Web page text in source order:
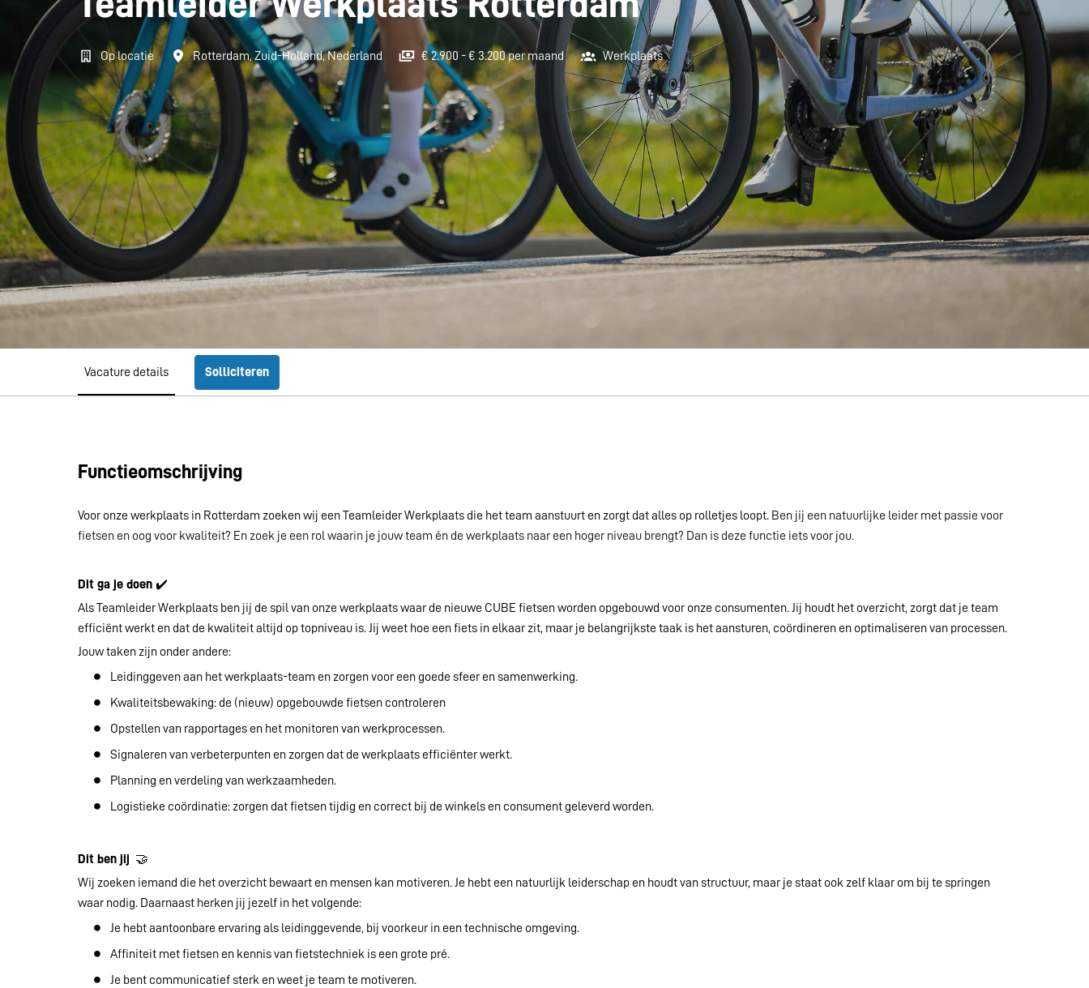
Op locatie Rotterdam,Zuid-Holland,Nederland € 2.900 - € 3.200 per maand Werkplaats
Vacature details Solliciteren
Functieomschrijving
Voor onze werkplaats in Rotterdam zoeken wij een Teamleider Werkplaats die het team aanstuurt en zorgt dat alles op rolletjes loopt. Ben jij een natuurlijke leider met passie voor
fietsen en oog voor kwaliteit? En zoek je een rol waarin je jouw team én de werkplaats naar een hoger niveau brengt? Dan is deze functie iets voor jou.
Dit ga je doen ✔️
Als Teamleider Werkplaats ben jij de spil van onze werkplaats waar de nieuwe CUBE fietsen worden opgebouwd voor onze consumenten. Jij houdt het overzicht, zorgt dat je team
efficiënt werkt en dat de kwaliteit altijd op topniveau is. Jij weet hoe een fiets in elkaar zit, maar je belangrijkste taak is het aansturen, coördineren en optimaliseren van processen.
Jouw taken zijn onder andere:
Leidinggeven aan het werkplaats-team en zorgen voor een goede sfeer en samenwerking.
Kwaliteitsbewaking: de (nieuw) opgebouwde fietsen controleren
Opstellen van rapportages en het monitoren van werkprocessen.
Signaleren van verbeterpunten en zorgen dat de werkplaats efficiënter werkt.
Planning en verdeling van werkzaamheden.
Logistieke coördinatie: zorgen dat fietsen tijdig en correct bij de winkels en consument geleverd worden.
Dit ben jij 🤝
Wij zoeken iemand die het overzicht bewaart en mensen kan motiveren. Je hebt een natuurlijk leiderschap en houdt van structuur, maar je staat ook zelf klaar om bij te springen
waar nodig. Daarnaast herken jij jezelf in het volgende:
Je hebt aantoonbare ervaring als leidinggevende, bij voorkeur in een technische omgeving.
Affiniteit met fietsen en kennis van fietstechniek is een grote pré.
Je bent communicatief sterk en weet je team te motiveren.